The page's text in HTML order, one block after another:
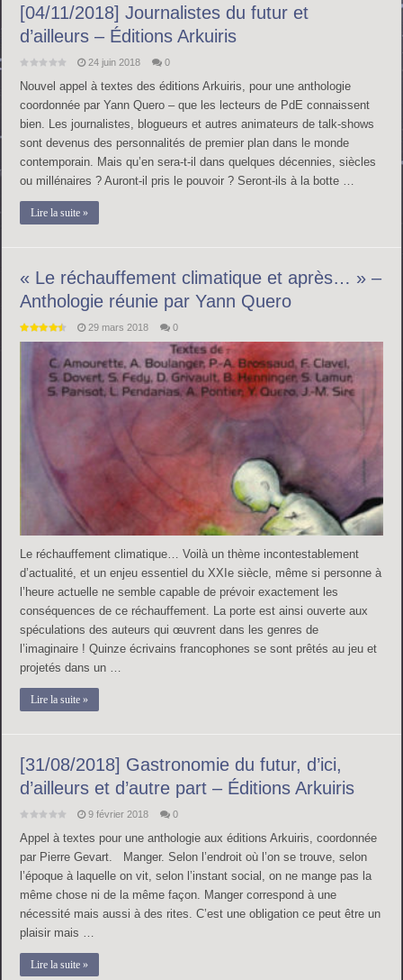
[04/11/2018] Journalistes du futur et
d’ailleurs – Éditions Arkuiris
24 juin 2018 0
Nouvel appel à textes des éditions Arkuiris, pour une anthologie
coordonnée par Yann Quero – que les lecteurs de PdE connaissent
bien. Les journalistes, blogueurs et autres animateurs de talk-shows
sont devenus des personnalités de premier plan dans le monde
contemporain. Mais qu’en sera-t-il dans quelques décennies, siècles
ou millénaires ? Auront-il pris le pouvoir ? Seront-ils à la botte …
Lire la suite »
« Le réchauffement climatique et après… » –
Anthologie réunie par Yann Quero
29 mars 2018 0
Le réchauffement climatique… Voilà un thème incontestablement
d’actualité, et un enjeu essentiel du XXIe siècle, même si personne à
l’heure actuelle ne semble capable de prévoir exactement les
conséquences de ce réchauffement. La porte est ainsi ouverte aux
spéculations des auteurs qui œuvrent dans les genres de
l’imaginaire ! Quinze écrivains francophones se sont prêtés au jeu et
projetés dans un …
Lire la suite »
[31/08/2018] Gastronomie du futur, d’ici,
d’ailleurs et d’autre part – Éditions Arkuiris
9 février 2018 0
Appel à textes pour une anthologie aux éditions Arkuiris, coordonnée
par Pierre Gevart. Manger. Selon l’endroit où l’on se trouve, selon
l’époque à laquelle on vit, selon l’instant social, on ne mange pas la
même chose ni de la même façon. Manger correspond à une
nécessité mais aussi à des rites. C’est une obligation ce peut être un
plaisir mais …
Lire la suite »